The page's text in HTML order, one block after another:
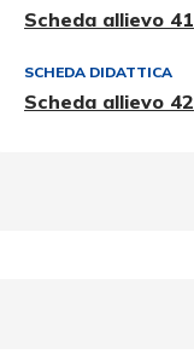
Scheda allievo 41
SCHEDA DIDATTICA
Scheda allievo 42